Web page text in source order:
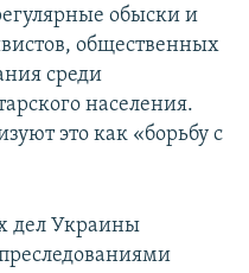
обыски и
общественных
среди
населения.
это как «борьбу с
дел Украины